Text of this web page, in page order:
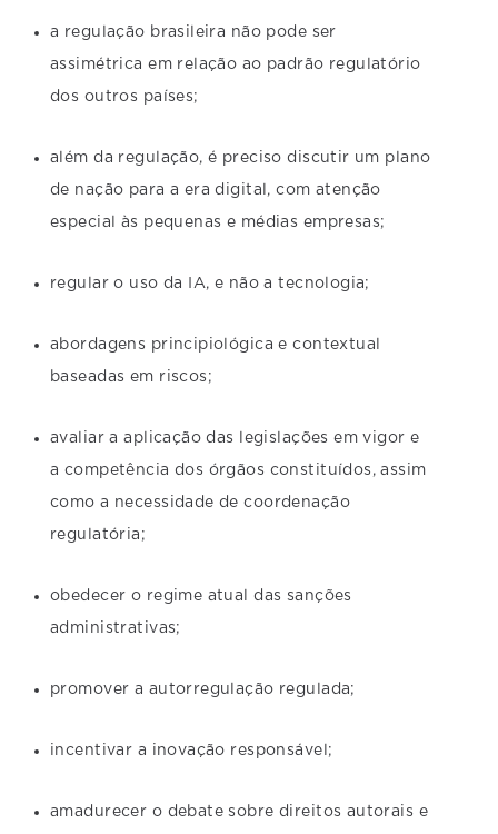
a regulação brasileira não pode ser
assimétrica em relação ao padrão regulatório
dos outros países;
além da regulação, é preciso discutir um plano
de nação para a era digital, com atenção
especial às pequenas e médias empresas;
regular o uso da IA, e não a tecnologia;
abordagens principiológica e contextual
baseadas em riscos;
avaliar a aplicação das legislações em vigor e
a competência dos órgãos constituídos, assim
como a necessidade de coordenação
regulatória;
obedecer o regime atual das sanções
administrativas;
promover a autorregulação regulada;
incentivar a inovação responsável;
amadurecer o debate sobre direitos autorais e